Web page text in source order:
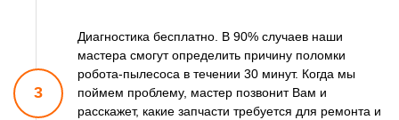
3
Диагностика бесплатно. В 90% случаев наши
мастера смогутопределить причину поломки
робота-пылесоса в течении 30 минут. Когда мы
поймем проблему, мастер позвонит Вам и
расскажет, какие запчасти требуется для ремонта и